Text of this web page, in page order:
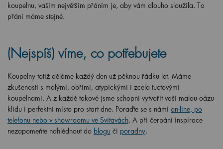
koupelnu, vaším největším přáním je, aby vám dlouho sloužila. To
přání máme stejné.
(Nejspíš) víme, co potřebujete
Koupelny totiž děláme každý den už pěknou řádku let. Máme
zkušenosti s malými, obřími, atypickými i zcela tuctovými
koupelnami. A z každé takové jsme schopni vytvořit vaši malou oázu
klidu i perfektní místo pro start dne. Poraďte se s námi on-line, po
telefonu nebo v showroomu ve Svitavách. A při čerpání inspirace
nezapomeňte nahlédnout do blogu či poradny.